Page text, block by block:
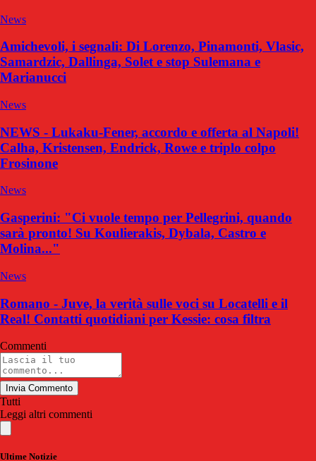
News
Amichevoli, i segnali: Di Lorenzo, Pinamonti, Vlasic,
Samardzic, Dallinga, Solet e stop Sulemana e
Marianucci
News
NEWS - Lukaku-Fener, accordo e offerta al Napoli!
Calha, Kristensen, Endrick, Rowe e triplo colpo
Frosinone
News
Gasperini: "Ci vuole tempo per Pellegrini, quando
sarà pronto! Su Koulierakis, Dybala, Castro e
Molina..."
News
Romano - Juve, la verità sulle voci su Locatelli e il
Real! Contatti quotidiani per Kessie: cosa filtra
Commenti
Invia Commento
Tutti
Leggi altri commenti
Ultime Notizie